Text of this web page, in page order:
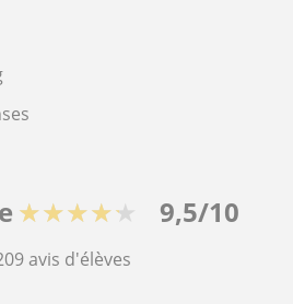
★★★★★ 9,5/10
avis d'élèves